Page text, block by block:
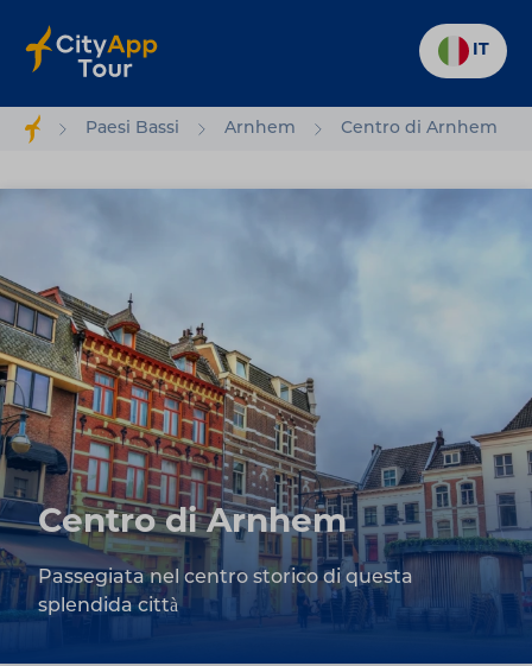
IT
Paesi Bassi Arnhem Centro di Arnhem
Centro di Arnhem
Passegiata nel centro storico di questa
splendida città